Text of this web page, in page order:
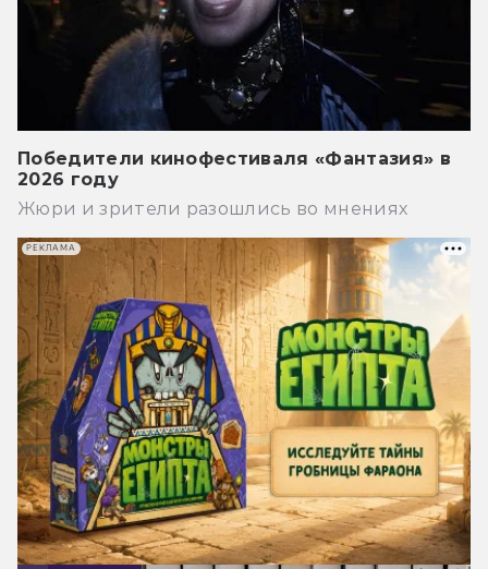
Победители кинофестиваля «Фантазия» в
2026 году
Жюри и зрители разошлись во мнениях
РЕКЛАМА